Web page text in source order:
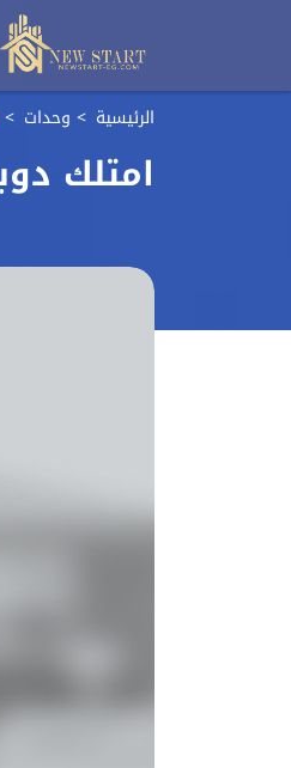
الرئيسية وحدات
امتلك دوبلكس للبيع